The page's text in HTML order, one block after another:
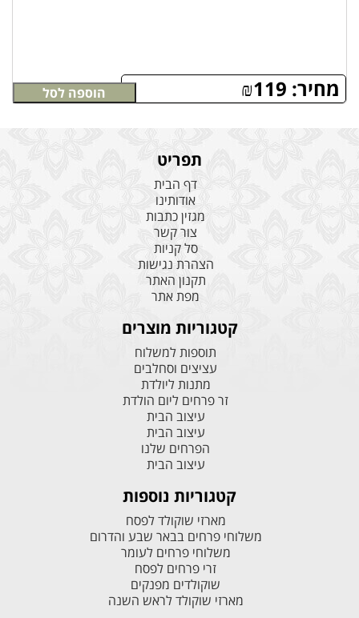
מחיר: ₪119 הוספה לסל
תפריט
דף הבית
אודותינו
מגזין כתבות
צור קשר
סל קניות
הצהרת נגישות
תקנון האתר
מפת אתר
קטגוריות מוצרים
תוספות למשלוח
עציצים וסחלבים
מתנות ליולדת
זר פרחים ליום הולדת
עיצוב הבית
עיצוב הבית
הפרחים שלנו
עיצוב הבית
קטגוריות נוספות
מארזי שוקולד לפסח
משלוחי פרחים בבאר שבע והדרום
משלוחי פרחים לעומר
זרי פרחים לפסח
שוקולדים מפנקים
מארזי שוקולד לראש השנה